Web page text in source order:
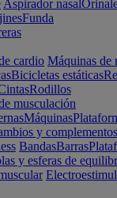
Aspirador nasal
Funda
cardio Máquinas de
Bicicletas estáticas
Rodillos
musculación
Máquinas
y complementos
BandasBarras
y esferas de